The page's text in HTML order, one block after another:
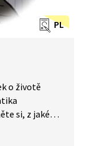
PL
o životě
si, z jaké